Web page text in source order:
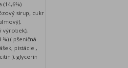
(14,6%)
sirup, cukr
výrobek),
( pšeničná
pistácie ,
), glycerin